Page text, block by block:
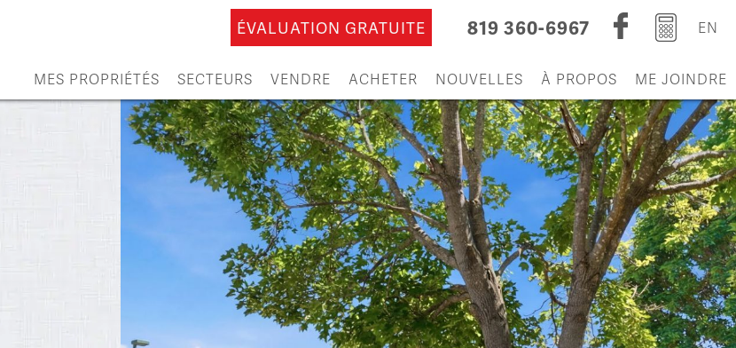
EN
819 360-6967
ÉVALUATION GRATUITE
MES PROPRIÉTÉS SECTEURS VENDRE ACHETER NOUVELLES À PROPOS ME JOINDRE